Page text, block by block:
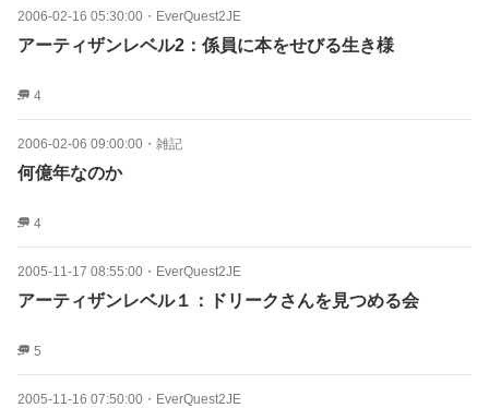
2006-02-16 05:30:00 ・ EverQuest2JE
アーティザンレベル2：係員に本をせびる生き様
4
2006-02-06 09:00:00 ・ 雑記
何億年なのか
4
2005-11-17 08:55:00 ・ EverQuest2JE
アーティザンレベル１：ドリークさんを見つめる会
5
2005-11-16 07:50:00 ・ EverQuest2JE